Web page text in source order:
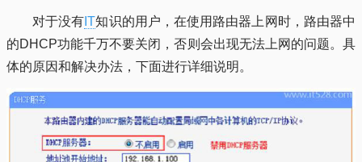
对于没有 IT知识的用户，在使用路由器上网时，路由器中
的DHCP功能千万不要关闭，否则会出现无法上网的问题。具
体的原因和解决办法，下面进行详细说明。